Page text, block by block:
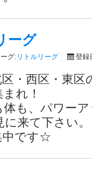
ーグ
グ: リトルリーグ 登録
・西区・東
れ！
も、パワー
来て下さい。
中です☆